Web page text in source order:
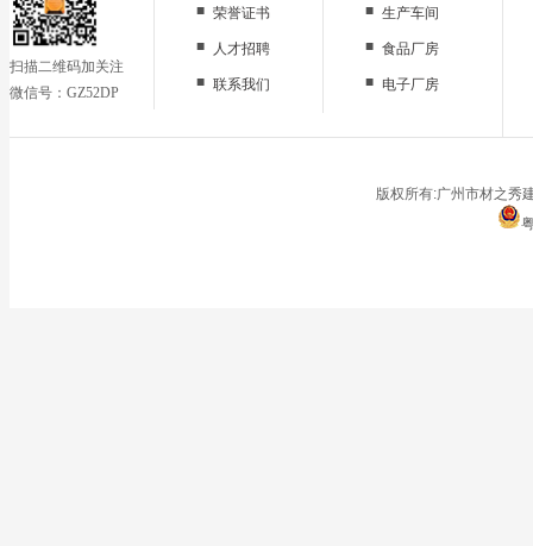
扫描二维码加关注
微信号：GZ52DP
■ 荣誉证书
■
人才招聘
■ 联系我们
■ 生产车间
■ 食品厂房
■ 电子厂房
停车场
版权所有:广州市材之